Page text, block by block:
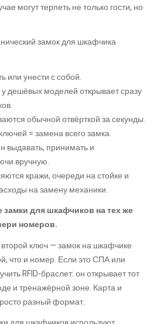
могут терпеть не только гости, но
замок для шкафчика
или унести с собой.
дешёвых моделей открывает сразу
обычной отвёрткой за секунды.
= замена всего замка.
выдавать, принимать и
вручную.
кражи, очереди на стойке и
на замену механики.
замки для шкафчиков на тех же
номеров.
ключ — замок на шкафчике
что и номер. Если это СПА или
RFID-браслет: он открывает тот
и тренажёрной зоне. Карта и
разный формат.